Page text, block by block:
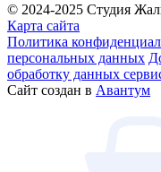
© 2024-2025 Студия
Карта сайта
Политика
персональных данных
обработку данных
Сайт создан в Авантум